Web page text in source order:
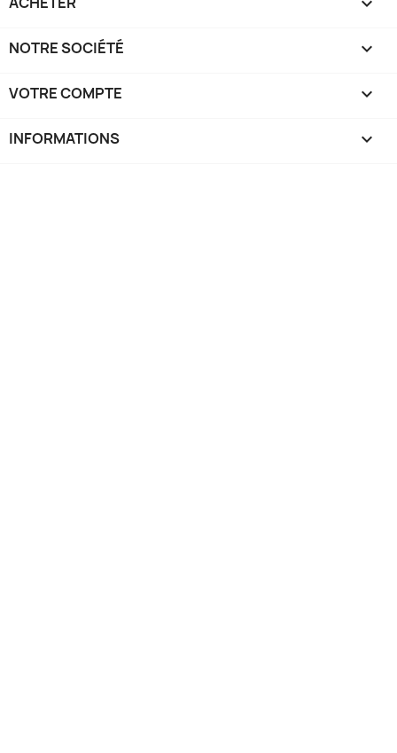
NOTRE SOCIÉTÉ 
VOTRE COMPTE 
INFORMATIONS keyboard_arrow_down